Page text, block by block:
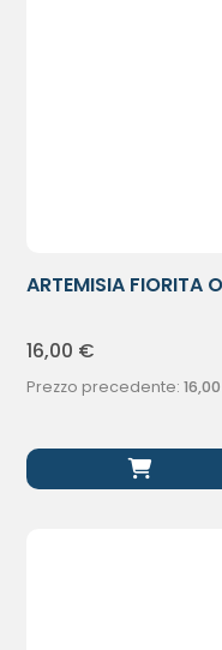
ARTEMISIA FIORITA
16,00 €
Prezzo precedente:16,00